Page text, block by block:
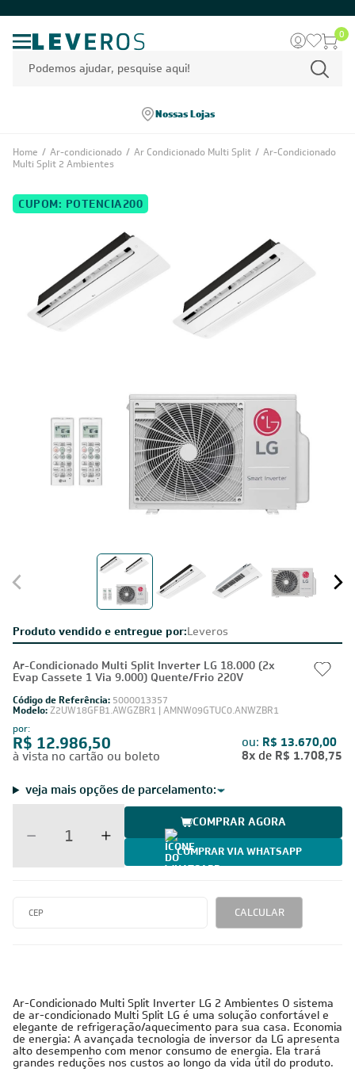
0
Nossas Lojas
Home / Ar-condicionado / Ar Condicionado Multi Split / Ar-Condicionado
Multi Split 2 Ambientes
Produto vendido e entregue por:Leveros
Ar-Condicionado Multi Split Inverter LG 18.000 (2x
Evap Cassete 1 Via 9.000) Quente/Frio 220V
Código de Referência: 5000013357
Modelo:Z2UW18GFB1.AWGZBR1 | AMNW09GTUC0.ANWZBR1
por:
R$ 12.986,50
à vista no cartão ou boleto
ou: R$ 13.670,00
8x de R$ 1.708,75
veja mais opções de parcelamento:
COMPRAR AGORA
COMPRAR VIA WHATSAPP
CALCULAR
Ar-Condicionado Multi Split Inverter LG 2 Ambientes O sistema
de ar-condicionado Multi Split LG é uma solução confortável e
elegante de refrigeração/aquecimento para sua casa. Economia
de energia: A avançada tecnologia de inversor da LG apresenta
alto desempenho com menor consumo de energia. Ela trará
grandes reduções nos custos ao longo da vida útil do produto.
CUPOM: POTENCIA200